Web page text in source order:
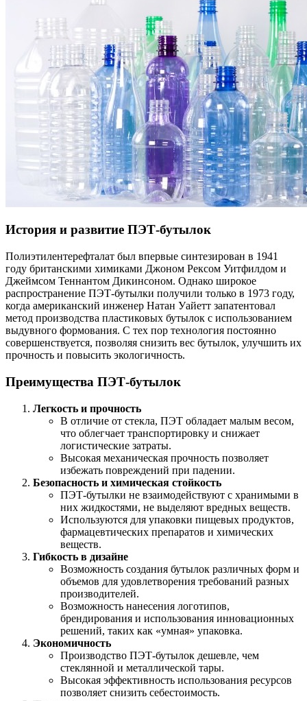
История и развитие ПЭТ-бутылок
Полиэтилентерефталат был впервые синтезирован в 1941
году британскими химиками Джоном Рексом Уитфилдом и
Джеймсом Теннантом Дикинсоном. Однако широкое
распространение ПЭТ-бутылки получили только в 1973 году,
когда американский инженер Натан Уайетт запатентовал
метод производства пластиковых бутылок с использованием
выдувного формования. С тех пор технология постоянно
совершенствуется, позволяя снизить вес бутылок, улучшить их
прочность и повысить экологичность.
Преимущества ПЭТ-бутылок
Легкость и прочность
В отличие от стекла, ПЭТ обладает малым весом,
что облегчает транспортировку и снижает
логистические затраты.
Высокая механическая прочность позволяет
избежать повреждений при падении.
Безопасность и химическая стойкость
ПЭТ-бутылки не взаимодействуют с хранимыми в
них жидкостями, не выделяют вредных веществ.
Используются для упаковки пищевых продуктов,
фармацевтических препаратов и химических
веществ.
Гибкость в дизайне
Возможность создания бутылок различных форм и
объемов для удовлетворения требований разных
производителей.
Возможность нанесения логотипов,
брендирования и использования инновационных
решений, таких как «умная» упаковка.
Экономичность
Производство ПЭТ-бутылок дешевле, чем
стеклянной и металлической тары.
Высокая эффективность использования ресурсов
позволяет снизить себестоимость.